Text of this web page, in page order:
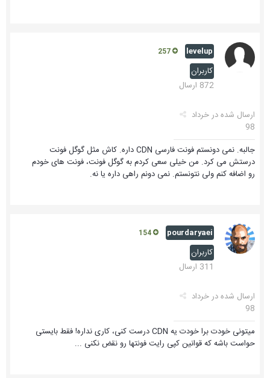
levelup
کاربران
872 ارسال
ارسال شده درخرداد
98
جالبه. نمی دونستم فونت فارسی CDN داره. کاش مثل گوگل فونت
درستش می کرد. من خیلی سعی کردم به گوگل فونت، فونت های خودم
رو اضافه کنم ولی نتونستم. نمی دونم راهی داره یا نه.
pourdaryaei
کاربران
311 ارسال
ارسال شده درخرداد
98
میتونی خودت برا خودت یه CDN درست کنی، کاری نداره! فقط بایستی
حواست باشه که قوانین کپی رایت فونتها رو نقض نکنی ...